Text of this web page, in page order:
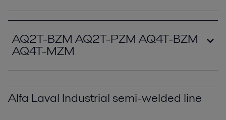
AQ2T-BZM AQ2T-PZM AQ4T-BZM
AQ4T-MZM
Alfa Laval Industrial semi-welded line